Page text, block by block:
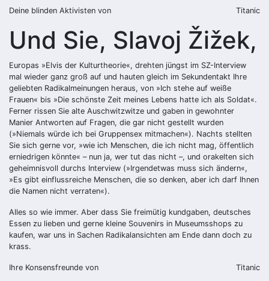
Deine blinden Aktivisten von Titanic
Und Sie, Slavoj Žižek,
Europas »Elvis der Kulturtheorie«, drehten jüngst im SZ-Interview
mal wieder ganz groß auf und hauten gleich im Sekundentakt Ihre
geliebten Radikalmeinungen heraus, von »Ich stehe auf weiße
Frauen« bis »Die schönste Zeit meines Lebens hatte ich als Soldat«.
Ferner rissen Sie alte Auschwitzwitze und gaben in gewohnter
Manier Antworten auf Fragen, die gar nicht gestellt wurden
(»Niemals würde ich bei Gruppensex mitmachen«). Nachts stellten
Sie sich gerne vor, »wie ich Menschen, die ich nicht mag, öffentlich
erniedrigen könnte« – nun ja, wer tut das nicht –, und orakelten sich
geheimnisvoll durchs Interview (»Irgendetwas muss sich ändern«,
»Es gibt einflussreiche Menschen, die so denken, aber ich darf Ihnen
die Namen nicht verraten«).
Alles so wie immer. Aber dass Sie freimütig kundgaben, deutsches
Essen zu lieben und gerne kleine Souvenirs in Museumsshops zu
kaufen, war uns in Sachen Radikalansichten am Ende dann doch zu
krass.
Ihre Konsensfreunde von Titanic